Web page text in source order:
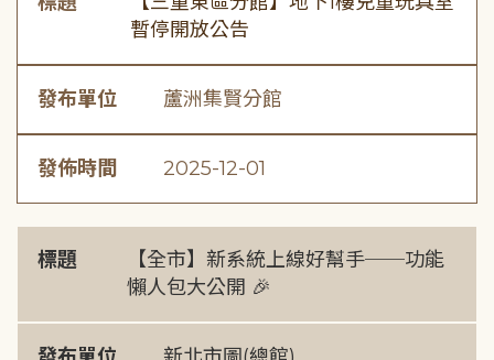
暫停開放公告
發布單位 蘆洲集賢分館
發佈時間 2025-12-01
標題
【全市】新系統上線好幫手──功能
懶人包大公開 🎉